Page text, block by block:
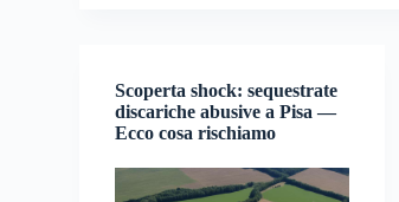
Scoperta shock: sequestrate
discariche abusive a Pisa —
Ecco cosa rischiamo